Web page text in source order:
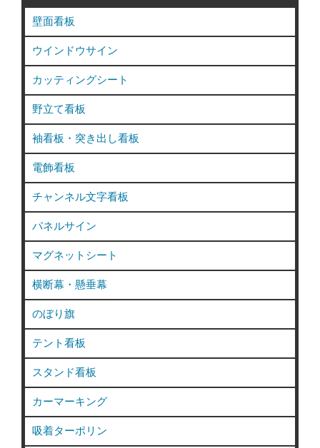
壁面看板
ウインドウサイン
カッティングシート
野立て看板
袖看板・突き出し看板
電飾看板
チャンネル文字看板
パネルサイン
マグネットシート
横断幕・懸垂幕
のぼり旗
テント看板
スタンド看板
カーマーキング
吸着ターポリン